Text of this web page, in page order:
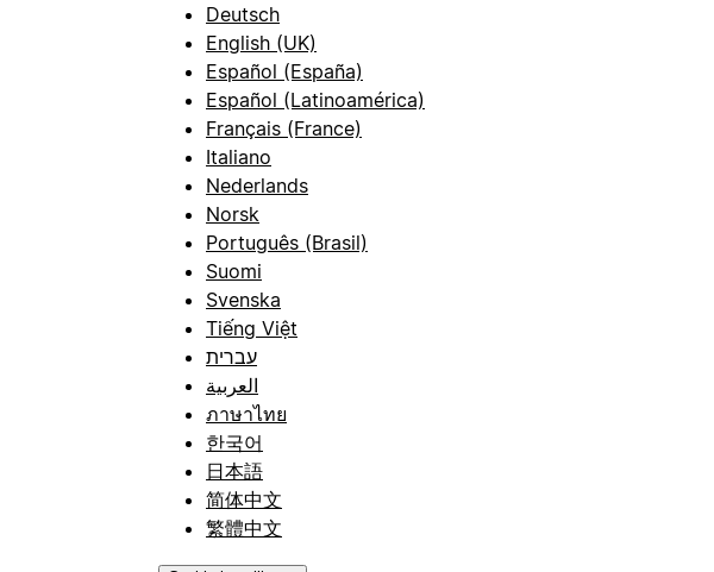
Deutsch
English (UK)
Español (España)
Español (Latinoamérica)
Français (France)
Italiano
Nederlands
Norsk
Português (Brasil)
Suomi
Svenska
Tiếng Việt
עברית
العربية
ภาษาไทย
한국어
日本語
简体中文
繁體中文